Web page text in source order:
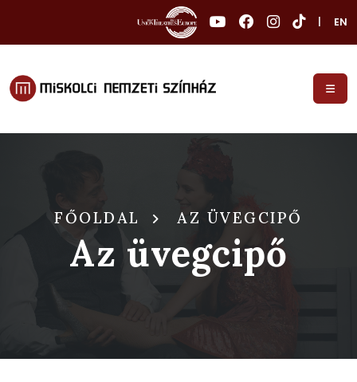
EN
FŐOLDAL AZ ÜVEGCIPŐ
Az üvegcipő